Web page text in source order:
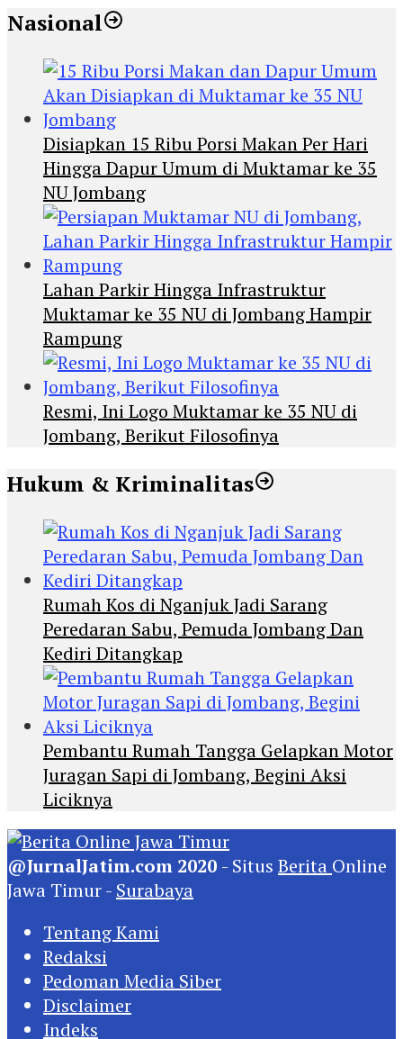
Nasional
Disiapkan 15 Ribu Porsi Makan Per Hari
Hingga Dapur Umum di Muktamar ke 35
NU Jombang
Lahan Parkir Hingga Infrastruktur
Muktamar ke 35 NU di Jombang Hampir
Rampung
Resmi, Ini Logo Muktamar ke 35 NU di
Jombang, Berikut Filosofinya
Hukum & Kriminalitas
Rumah Kos di Nganjuk Jadi Sarang
Peredaran Sabu, Pemuda Jombang Dan
Kediri Ditangkap
Pembantu Rumah Tangga Gelapkan Motor
Juragan Sapi di Jombang, Begini Aksi
Liciknya
@JurnalJatim.com 2020 - Situs Berita Online
Jawa Timur - Surabaya
Tentang Kami
Redaksi
Pedoman Media Siber
Disclaimer
Indeks